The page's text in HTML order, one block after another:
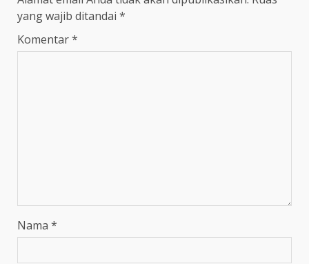
yang wajib ditandai *
Komentar*
Nama *